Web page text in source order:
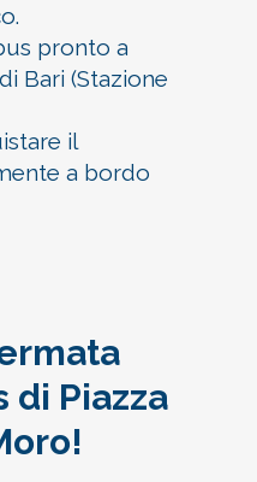
pronto a
Bari (Stazione
il
a bordo
di Piazza